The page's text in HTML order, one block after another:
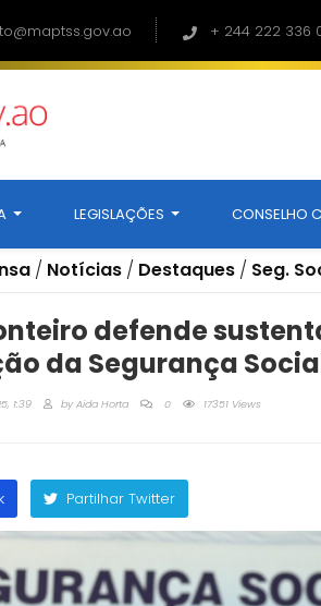
+ 244 222 336
LEGISLAÇÕES CONSELHO
/ Notícias / Destaques / Seg.
defende
da Segurança
1:39 byAida Horta 0 17351 Views
Partilhar Twitter